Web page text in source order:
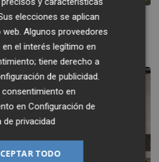
Cevisama sus diseños
sostenibles en un stand
elecciones se aplican
Algunos proveedores
el interés legítimo en
tiene derecho a
de publicidad.
en
enConfiguración de
de privacidad
TODO